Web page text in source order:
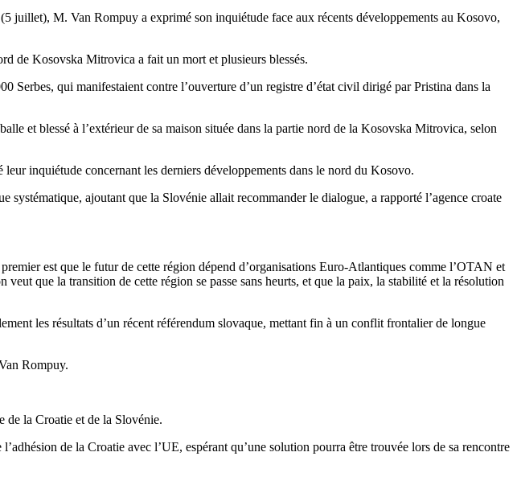
juillet), M. Van Rompuy a exprimé son inquiétude face aux récents développements au Kosovo,
de Kosovska Mitrovica a fait un mort et plusieurs blessés.
Serbes, qui manifestaient contre l’ouverture d’un registre d’état civil dirigé par Pristina dans la
et blessé à l’extérieur de sa maison située dans la partie nord de la Kosovska Mitrovica, selon
inquiétude concernant les derniers développements dans le nord du Kosovo.
ajoutant que la Slovénie allait recommander le dialogue, a rapporté l’agence croate
est que le futur de cette région dépend d’organisations Euro-Atlantiques comme l’OTAN et
que la transition de cette région se passe sans heurts, et que la paix, la stabilité et la résolution
les résultats d’un récent référendum slovaque, mettant fin à un conflit frontalier de longue
Rompuy.
de la Croatie et de la Slovénie.
de la Croatie avec l’UE, espérant qu’une solution pourra être trouvée lors de sa rencontre